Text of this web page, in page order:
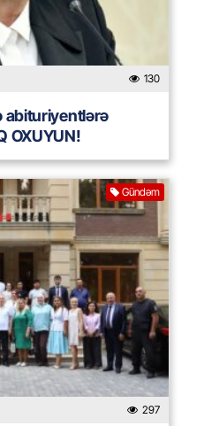
130
abituriyentlərə
OXUYUN!
Gündəm
297